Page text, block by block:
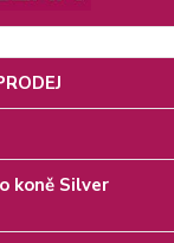
koně Silver